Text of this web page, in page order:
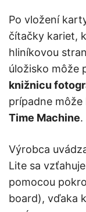
Po vložení
čítačky kariet,
hliníkovou
úložisko môže
knižnicu
prípadne
Time Machine.
Výrobca
Lite sa vzťahuje
pomocou
board), vďaka